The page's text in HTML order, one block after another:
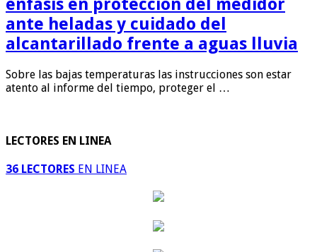
énfasis en protección del medidor
ante heladas y cuidado del
alcantarillado frente a aguas lluvia
Sobre las bajas temperaturas las instrucciones son estar
atento al informe del tiempo, proteger el …
LECTORES EN LINEA
36 LECTORES EN LINEA